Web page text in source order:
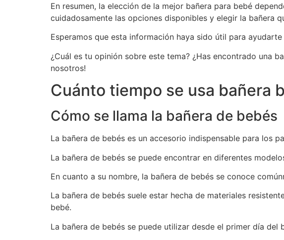
En resumen, la elección de la mejor bañera para bebé
cuidadosamente las opciones disponibles y elegir la bañera
Esperamos que esta información haya sido útil para
¿Cuál es tu opinión sobre este tema? ¿Has encontrado una
nosotros!
Cuánto tiempo se usa bañera
Cómo se llama la bañera de bebés
La bañera de bebés es un accesorio indispensable para los
La bañera de bebés se puede encontrar en diferentes
En cuanto a su nombre, la bañera de bebés se conoce
La bañera de bebés suele estar hecha de materiales
bebé.
La bañera de bebés se puede utilizar desde el primer día